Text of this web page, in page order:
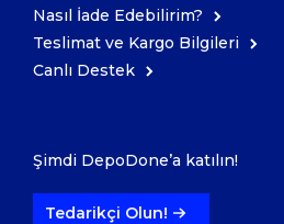
Nasıl İade Edebilirim?
Teslimat ve Kargo Bilgileri
Canlı Destek
Şimdi DepoDone’a katılın!
Tedarikçi Olun!